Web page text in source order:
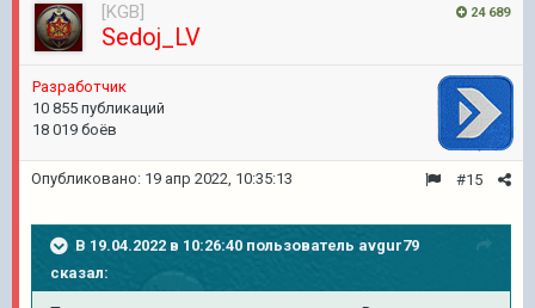
24 689
[KGB]
Sedoj_LV
Pазработчик
10 855 публикаций
18 019 боёв
#15
Опубликовано: 19 апр 2022, 10:35:13
В 19.04.2022 в 10:26:40 пользователь avgur79
сказал: